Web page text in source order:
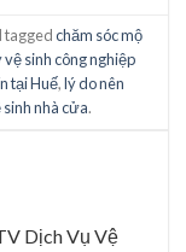
taggedchăm sóc mộ
vệ sinh công nghiệp
tại Huế,lý do nên
sinh nhà cửa.
Dịch Vụ Vệ